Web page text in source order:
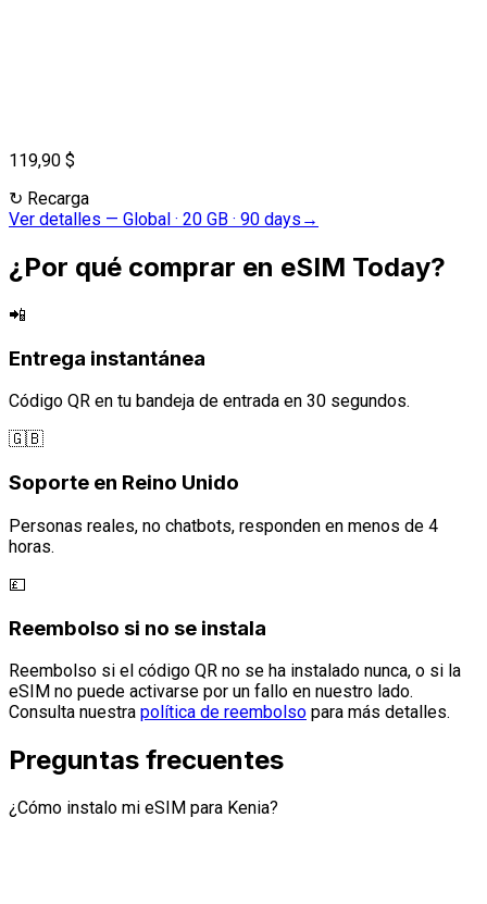
119,90 $
↻ Recarga
Ver detalles — Global · 20 GB · 90 days →
¿Por qué comprar en eSIM Today?
📲
Entrega instantánea
Código QR en tu bandeja de entrada en 30 segundos.
🇬🇧
Soporte en Reino Unido
Personas reales, no chatbots, responden en menos de 4
horas.
💷
Reembolso si no se instala
Reembolso si el código QR no se ha instalado nunca, o si la
eSIM no puede activarse por un fallo en nuestro lado.
Consulta nuestra política de reembolso para más detalles.
Preguntas frecuentes
¿Cómo instalo mi eSIM para Kenia?